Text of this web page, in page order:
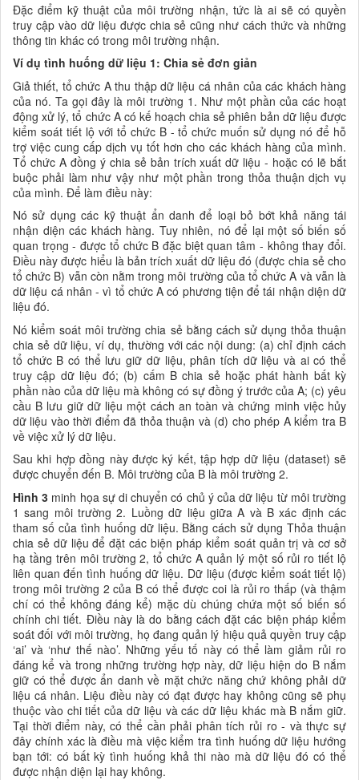
Đặc điểm kỹ thuật của môi trường nhận, tức là ai sẽ có quyền
truy cập vào dữ liệu được chia sẻ cũng như cách thức và những
thông tin khác có trong môi trường nhận.
Ví dụ tình huống dữ liệu 1: Chia sẻ đơn giản
Giả thiết, tổ chức A thu thập dữ liệu cá nhân của các khách hàng
của nó. Ta gọi đây là môi trường 1. Như một phần của các hoạt
động xử lý, tổ chức A có kế hoạch chia sẻ phiên bản dữ liệu được
kiểm soát tiết lộ với tổ chức B - tổ chức muốn sử dụng nó để hỗ
trợ việc cung cấp dịch vụ tốt hơn cho các khách hàng của mình.
Tổ chức A đồng ý chia sẻ bản trích xuất dữ liệu - hoặc có lẽ bắt
buộc phải làm như vậy như một phần trong thỏa thuận dịch vụ
của mình. Để làm điều này:
Nó sử dụng các kỹ thuật ẩn danh để loại bỏ bớt khả năng tái
nhận diện các khách hàng. Tuy nhiên, nó để lại một số biến số
quan trọng - được tổ chức B đặc biệt quan tâm - không thay đổi.
Điều này được hiểu là bản trích xuất dữ liệu đó (được chia sẻ cho
tổ chức B) vẫn còn nằm trong môi trường của tổ chức A và vẫn là
dữ liệu cá nhân - vì tổ chức A có phương tiện để tái nhận diện dữ
liệu đó.
Nó kiểm soát môi trường chia sẻ bằng cách sử dụng thỏa thuận
chia sẻ dữ liệu, ví dụ, thường với các nội dung: (a) chỉ định cách
tổ chức B có thể lưu giữ dữ liệu, phân tích dữ liệu và ai có thể
truy cập dữ liệu đó; (b) cấm B chia sẻ hoặc phát hành bất kỳ
phần nào của dữ liệu mà không có sự đồng ý trước của A; (c) yêu
cầu B lưu giữ dữ liệu một cách an toàn và chứng minh việc hủy
dữ liệu vào thời điểm đã thỏa thuận và (d) cho phép A kiểm tra B
về việc xử lý dữ liệu.
Sau khi hợp đồng này được ký kết, tập hợp dữ liệu (dataset) sẽ
được chuyển đến B. Môi trường của B là môi trường 2.
Hình 3 minh họa sự di chuyển có chủ ý của dữ liệu từ môi trường
1 sang môi trường 2. Luồng dữ liệu giữa A và B xác định các
tham số của tình huống dữ liệu. Bằng cách sử dụng Thỏa thuận
chia sẻ dữ liệu để đặt các biện pháp kiểm soát quản trị và cơ sở
hạ tầng trên môi trường 2, tổ chức A quản lý một số rủi ro tiết lộ
liên quan đến tình huống dữ liệu. Dữ liệu (được kiểm soát tiết lộ)
trong môi trường 2 của B có thể được coi là rủi ro thấp (và thậm
chí có thể không đáng kể) mặc dù chúng chứa một số biến số
chính chi tiết. Điều này là do bằng cách đặt các biện pháp kiểm
soát đối với môi trường, họ đang quản lý hiệu quả quyền truy cập
‘ai’ và ‘như thế nào’. Những yếu tố này có thể làm giảm rủi ro
đáng kể và trong những trường hợp này, dữ liệu hiện do B nắm
giữ có thể được ẩn danh về mặt chức năng chứ không phải dữ
liệu cá nhân. Liệu điều này có đạt được hay không cũng sẽ phụ
thuộc vào chi tiết của dữ liệu và các dữ liệu khác mà B nắm giữ.
Tại thời điểm này, có thể cần phải phân tích rủi ro - và thực sự
đây chính xác là điều mà việc kiểm tra tình huống dữ liệu hướng
bạn tới: có bất kỳ tình huống khả thi nào mà dữ liệu đó có thể
được nhận diện lại hay không.